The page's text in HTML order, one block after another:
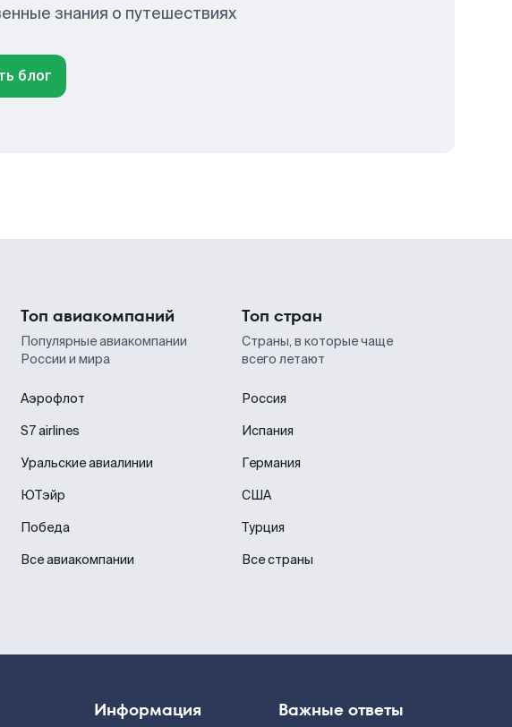
знания о путешествиях
блог
Топ авиакомпаний
Популярные авиакомпании
России и мира
Аэрофлот
S7 airlines
Уральские авиалинии
ЮТэйр
Победа
Все авиакомпании
Топ стран
Страны, в которые чаще
всего летают
Россия
Испания
Германия
США
Турция
Все страны
Информация Важные ответы